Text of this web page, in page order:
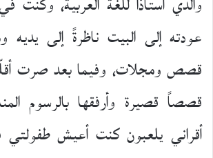
عودته إلى البيت ناظرةً إلى يديه
قصص ومجلات، وفيما بعد صرت أقلّد
قصصاً قصيرة وأرفقها بالرسوم
أقراني يلعبون كنت أعيش طفولتي